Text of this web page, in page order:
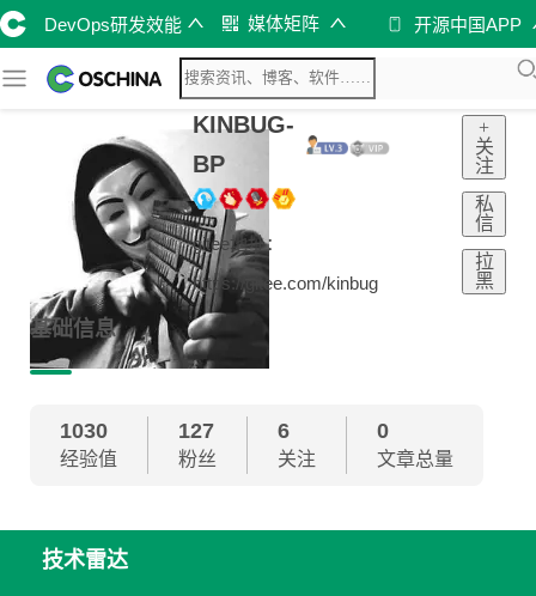
DevOps研发效能 媒体矩阵 开源中国APP
KINBUG-
BP
gitee地址：
https://gitee.com/kinbug
+
关
注
私
信
拉
黑
基础信息
1030
经验值
127
粉丝
6
关注
0
文章总量
技术雷达